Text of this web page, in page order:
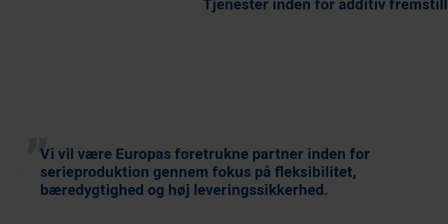
Tjenester inden for additiv
Vi vil være Europas foretrukne partner inden for
serieproduktion gennem fokus på fleksibilitet,
bæredygtighed og høj leveringssikkerhed.